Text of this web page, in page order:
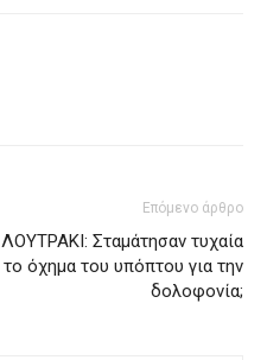
Επόμενο άρθρο
ΛΟΥΤΡΑΚΙ: Σταμάτησαν τυχαία
το όχημα του υπόπτου για την
δολοφονία;